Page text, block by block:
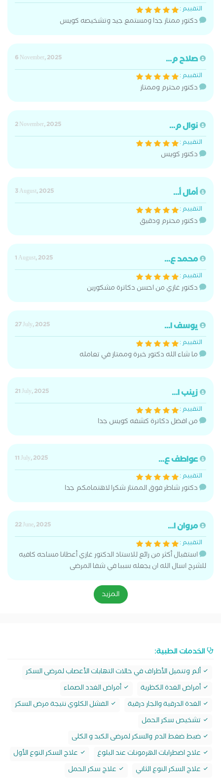
التقييم :
دكتور ممتاز جدا ومستمع جيد وتشخيصه كويس
صلاح م...
6 November, 2025
التقييم :
دكتور محترم وممتاز
نوال م...
2 November, 2025
التقييم :
دكتور كويس
أمال أ...
3 August, 2025
التقييم :
دكتور محترم ودقيق
محمد ع...
1 August, 2025
التقييم :
دكتور غازي من احسن دكاترة مشكورين
يوسف ا...
27 July, 2025
التقييم :
ما شاء الله دكتور خبرة وممتاز في تعامله
زينب ا...
21 July, 2025
التقييم :
من افضل دكاترة كشفه كويس جدا
عواطف ع...
11 July, 2025
التقييم :
دكتور شاطر فوق الممتاز شكرا لاهتمامكم جدا
مروان ا...
22 June, 2025
التقييم :
استقبال أكثر من رائع للاستاذ الدكتور غازي أعطانا مساحه كافيه
للشرح اسال الله ان يجعله سببا في شفا المرضى
المزيد
الخدمات الطبية:
ألم وتنميل الأطراف في حالات التهابات الأعصاب لمرضى السكر
أمراض الغدة الكظرية
أمراض الغدد الصماء
الغدة الدرقية والجار درقية
الفشل الكلوي نتيجة مرض السكر
تشخيص سكر الحمل
ضبط ضغط الدم والسكر لمرضى الكبد و الكلى
علاج اضطرابات الهرمونات عند البلوغ
علاج السكر النوع الأول
علاج السكر النوع الثاني
علاج سكر الحمل